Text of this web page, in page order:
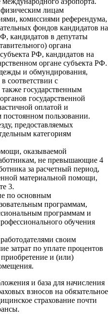
лицам
комиссиями референдума,
фондов кандидатов на
кандидатов в депутаты
органа
РФ, кандидатов на
органе субъекта РФ.
и обмундирования,
соответствии с
государственным
государственной
оплатой и
пользовании.
предоставляемых
категориям
оказываемой
не превышающие 4
за расчетный период,
материальной помощи,
3.
по основным
программам,
программам и
обучения
своим
затрат по уплате процентов
и (или)
и база для начисления
взносов на обязательное
страхование почти